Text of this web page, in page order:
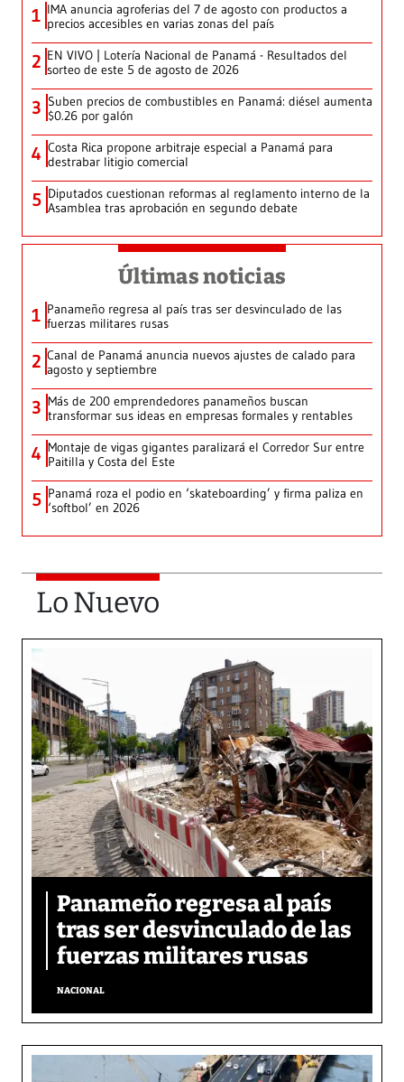
1 IMA anuncia agroferias del 7 de agosto con productos a
precios accesibles en varias zonas del país
2 EN VIVO | Lotería Nacional de Panamá - Resultados del
sorteo de este 5 de agosto de 2026
3 Suben precios de combustibles en Panamá: diésel aumenta
$0.26 por galón
4 Costa Rica propone arbitraje especial a Panamá para
destrabar litigio comercial
5 Diputados cuestionan reformas al reglamento interno de la
Asamblea tras aprobación en segundo debate
Últimas noticias
1 Panameño regresa al país tras ser desvinculado de las
fuerzas militares rusas
2 Canal de Panamá anuncia nuevos ajustes de calado para
agosto y septiembre
3 Más de 200 emprendedores panameños buscan
transformar sus ideas en empresas formales y rentables
4 Montaje de vigas gigantes paralizará el Corredor Sur entre
Paitilla y Costa del Este
5 Panamá roza el podio en ‘skateboarding’ y firma paliza en
‘softbol’ en 2026
Lo Nuevo
Panameño regresa al país
tras ser desvinculado de las
fuerzas militares rusas
NACIONAL